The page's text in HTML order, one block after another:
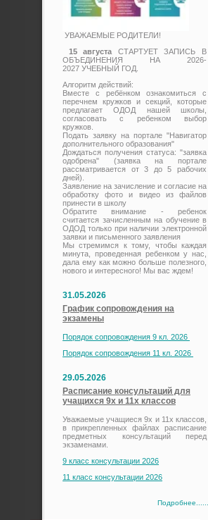
УВАЖАЕМЫЕ РОДИТЕЛИ!
15 августа СТАРТУЕТ ЗАПИСЬ В
ОБЪЕДИНЕНИЯ НА 2026-
2027 УЧЕБНЫЙ ГОД.
Алгоритм действий:
Вместе с ребёнком ознакомиться с
перечнем кружков и секций, которые
предлагает ОДОД нашей школы,
согласовать с ребенком выбор
кружков.
Подать заявку на портале "Навигатор
дополнительного образования"
Дождаться получения статуса: "заявка
одобрена" (заявка на портале
рассматривается от 3 до 5 рабочих
дней).
Заявление на зачисление и согласие на
обработку фото и видео из файлов
принести в школу
Обратите внимание - ребенок
считается зачисленным на обучение в
ОДОД только при наличии электронной
заявки и письменного заявления
Мы стремимся к тому, чтобы каждая
минута, проведенная ребенком у нас,
дала ему как можно больше полезного,
нового и интересного! Мы вас ждем!
31.05.2026
График сопровождения на
экзамены
Порядок сопровождения 9 кл. 2026
Порядок сопровождения 11 кл. 2026
29.05.2026
Расписание консультаций для
учащихся 9х и 11х классов
Уважаемые учащиеся 9х и 11х классов,
в прикрепленных файлах расписание
предметных консультаций перед
экзаменами.
9 класс консультации 2026
11 класс консультации 2026
Подробнее.......